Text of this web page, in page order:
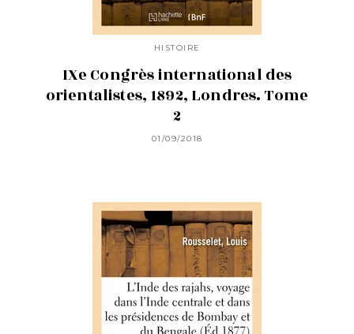
HISTOIRE
IXe Congrès international des
orientalistes, 1892, Londres. Tome
2
01/09/2018